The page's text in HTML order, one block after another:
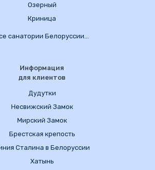
Озерный
Криница
санатории Белоруссии…
Информация
для клиентов
Дудутки
Несвижский Замок
Мирский Замок
Брестская крепость
Сталина в Белоруссии
Хатынь